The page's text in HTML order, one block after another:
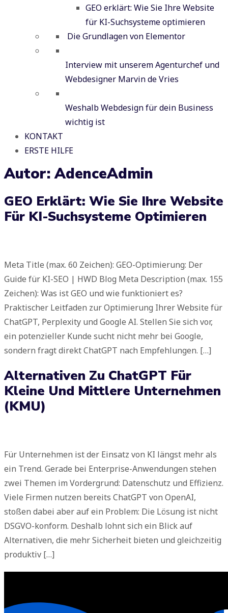
GEO erklärt: Wie Sie Ihre Website
für KI-Suchsysteme optimieren
Die Grundlagen von Elementor
Interview mit unserem Agenturchef und
Webdesigner Marvin de Vries
Weshalb Webdesign für dein Business
wichtig ist
KONTAKT
ERSTE HILFE
Autor:AdenceAdmin
GEO Erklärt: Wie Sie Ihre Website
Für KI-Suchsysteme Optimieren
Meta Title (max. 60 Zeichen): GEO-Optimierung: Der
Guide für KI-SEO | HWD Blog Meta Description (max. 155
Zeichen): Was ist GEO und wie funktioniert es?
Praktischer Leitfaden zur Optimierung Ihrer Website für
ChatGPT, Perplexity und Google AI. Stellen Sie sich vor,
ein potenzieller Kunde sucht nicht mehr bei Google,
sondern fragt direkt ChatGPT nach Empfehlungen. […]
Alternativen Zu ChatGPT Für
Kleine Und Mittlere Unternehmen
(KMU)
Für Unternehmen ist der Einsatz von KI längst mehr als
ein Trend. Gerade bei Enterprise-Anwendungen stehen
zwei Themen im Vordergrund: Datenschutz und Effizienz.
Viele Firmen nutzen bereits ChatGPT von OpenAI,
stoßen dabei aber auf ein Problem: Die Lösung ist nicht
DSGVO-konform. Deshalb lohnt sich ein Blick auf
Alternativen, die mehr Sicherheit bieten und gleichzeitig
produktiv […]